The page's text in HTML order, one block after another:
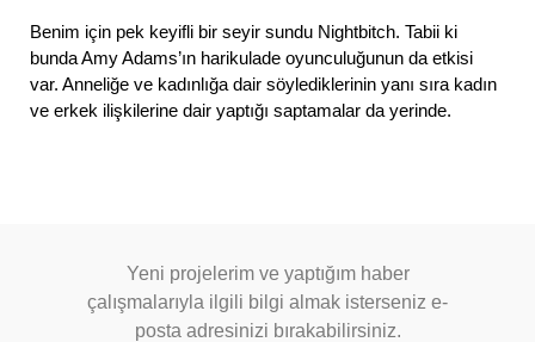
Benim için pek keyifli bir seyir sundu Nightbitch. Tabii ki
bunda Amy Adams’ın harikulade oyunculuğunun da etkisi
var. Anneliğe ve kadınlığa dair söylediklerinin yanı sıra kadın
ve erkek ilişkilerine dair yaptığı saptamalar da yerinde.
Yeni projelerim ve yaptığım haber
çalışmalarıyla ilgili bilgi almak isterseniz e-
posta adresinizi bırakabilirsiniz.